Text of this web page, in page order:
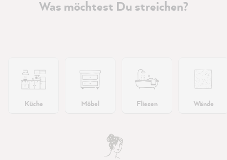
Was möchtest Du streichen?
Küche Möbel Fliesen Wände